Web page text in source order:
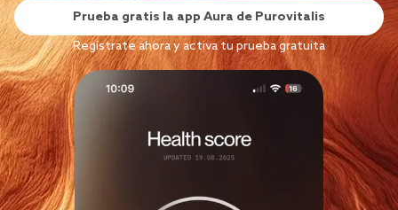
Prueba gratis la app Aura de Purovitalis
Regístrate ahora y activa tu prueba gratuita